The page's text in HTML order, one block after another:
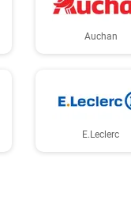
Auchan
E.Leclerc